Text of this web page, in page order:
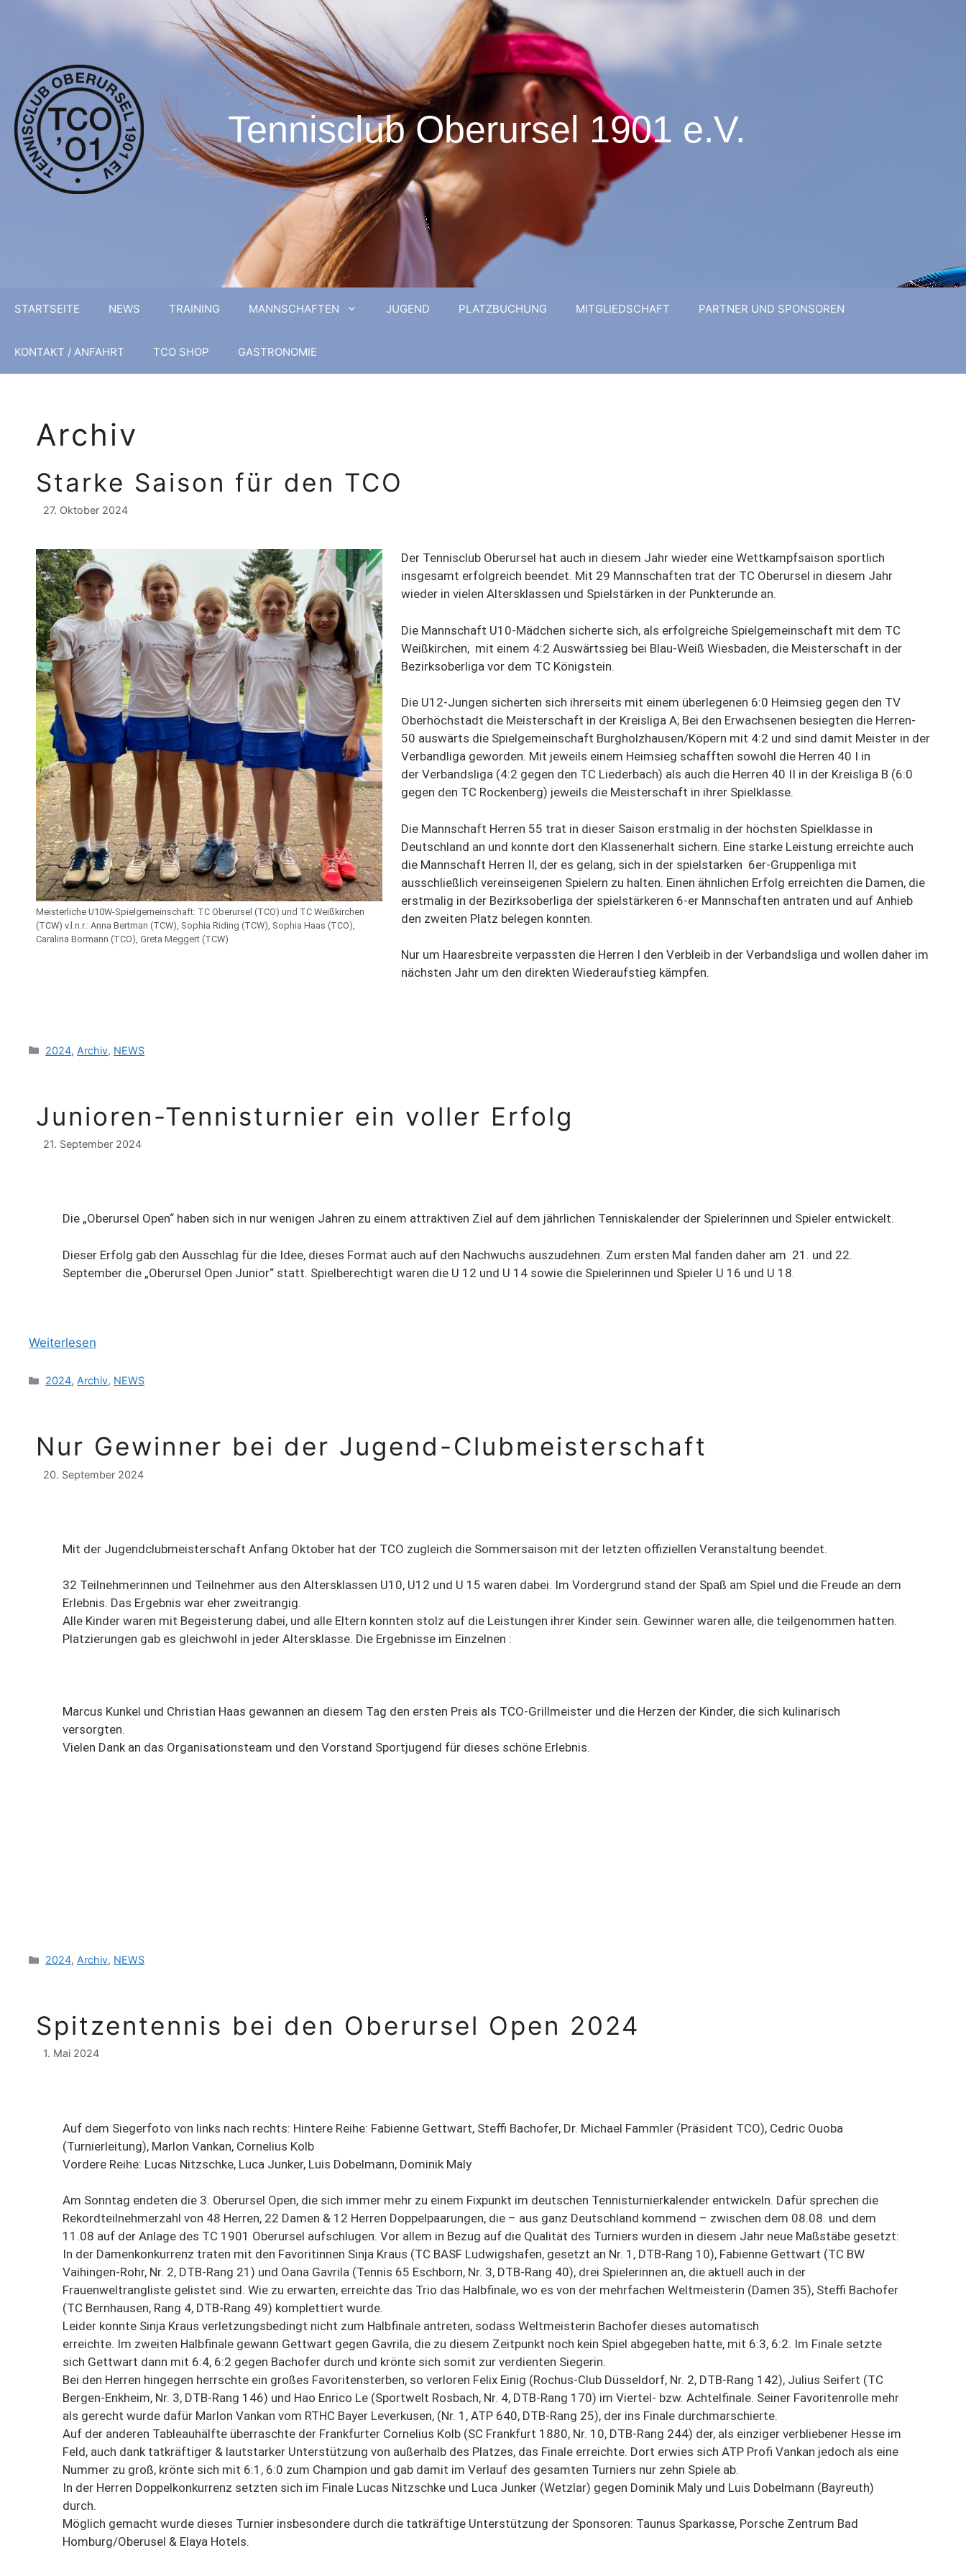
Tennisclub Oberursel 1901 e.V.
STARTSEITE NEWS TRAINING MANNSCHAFTEN JUGEND PLATZBUCHUNG MITGLIEDSCHAFT PARTNER UND SPONSOREN
KONTAKT / ANFAHRT TCO SHOP GASTRONOMIE
Archiv
Starke Saison für den TCO
27. Oktober 2024
Meisterliche U10W-Spielgemeinschaft: TC Oberursel (TCO) und TC Weißkirchen
(TCW) v.l.n.r.: Anna Bertman (TCW), Sophia Riding (TCW), Sophia Haas (TCO),
Caralina Bormann (TCO), Greta Meggert (TCW)
Der Tennisclub Oberursel hat auch in diesem Jahr wieder eine Wettkampfsaison sportlich
insgesamt erfolgreich beendet. Mit 29 Mannschaften trat der TC Oberursel in diesem Jahr
wieder in vielen Altersklassen und Spielstärken in der Punkterunde an.
Die Mannschaft U10-Mädchen sicherte sich, als erfolgreiche Spielgemeinschaft mit dem TC
Weißkirchen, mit einem 4:2 Auswärtssieg bei Blau-Weiß Wiesbaden, die Meisterschaft in der
Bezirksoberliga vor dem TC Königstein.
Die U12-Jungen sicherten sich ihrerseits mit einem überlegenen 6:0 Heimsieg gegen den TV
Oberhöchstadt die Meisterschaft in der Kreisliga A; Bei den Erwachsenen besiegten die Herren-
50 auswärts die Spielgemeinschaft Burgholzhausen/Köpern mit 4:2 und sind damit Meister in der
Verbandliga geworden. Mit jeweils einem Heimsieg schafften sowohl die Herren 40 I in
der Verbandsliga (4:2 gegen den TC Liederbach) als auch die Herren 40 II in der Kreisliga B (6:0
gegen den TC Rockenberg) jeweils die Meisterschaft in ihrer Spielklasse.
Die Mannschaft Herren 55 trat in dieser Saison erstmalig in der höchsten Spielklasse in
Deutschland an und konnte dort den Klassenerhalt sichern. Eine starke Leistung erreichte auch
die Mannschaft Herren II, der es gelang, sich in der spielstarken 6er-Gruppenliga mit
ausschließlich vereinseigenen Spielern zu halten. Einen ähnlichen Erfolg erreichten die Damen, die
erstmalig in der Bezirksoberliga der spielstärkeren 6-er Mannschaften antraten und auf Anhieb
den zweiten Platz belegen konnten.
Nur um Haaresbreite verpassten die Herren I den Verbleib in der Verbandsliga und wollen daher im
nächsten Jahr um den direkten Wiederaufstieg kämpfen.
2024, Archiv, NEWS
Junioren-Tennisturnier ein voller Erfolg
21. September 2024
Die „Oberursel Open“ haben sich in nur wenigen Jahren zu einem attraktiven Ziel auf dem jährlichen Tenniskalender der Spielerinnen und Spieler entwickelt.
Dieser Erfolg gab den Ausschlag für die Idee, dieses Format auch auf den Nachwuchs auszudehnen. Zum ersten Mal fanden daher am 21. und 22.
September die „Oberursel Open Junior“ statt. Spielberechtigt waren die U 12 und U 14 sowie die Spielerinnen und Spieler U 16 und U 18.
Weiterlesen
2024, Archiv, NEWS
Nur Gewinner bei der Jugend-Clubmeisterschaft
20. September 2024
Mit der Jugendclubmeisterschaft Anfang Oktober hat der TCO zugleich die Sommersaison mit der letzten offiziellen Veranstaltung beendet.
32 Teilnehmerinnen und Teilnehmer aus den Altersklassen U10, U12 und U 15 waren dabei. Im Vordergrund stand der Spaß am Spiel und die Freude an dem
Erlebnis. Das Ergebnis war eher zweitrangig.
Alle Kinder waren mit Begeisterung dabei, und alle Eltern konnten stolz auf die Leistungen ihrer Kinder sein. Gewinner waren alle, die teilgenommen hatten.
Platzierungen gab es gleichwohl in jeder Altersklasse. Die Ergebnisse im Einzelnen :
Marcus Kunkel und Christian Haas gewannen an diesem Tag den ersten Preis als TCO-Grillmeister und die Herzen der Kinder, die sich kulinarisch
versorgten.
Vielen Dank an das Organisationsteam und den Vorstand Sportjugend für dieses schöne Erlebnis.
2024, Archiv, NEWS
Spitzentennis bei den Oberursel Open 2024
1. Mai 2024
Auf dem Siegerfoto von links nach rechts: Hintere Reihe: Fabienne Gettwart, Steffi Bachofer, Dr. Michael Fammler (Präsident TCO), Cedric Ouoba
(Turnierleitung), Marlon Vankan, Cornelius Kolb
Vordere Reihe: Lucas Nitzschke, Luca Junker, Luis Dobelmann, Dominik Maly
Am Sonntag endeten die 3. Oberursel Open, die sich immer mehr zu einem Fixpunkt im deutschen Tennisturnierkalender entwickeln. Dafür sprechen die
Rekordteilnehmerzahl von 48 Herren, 22 Damen & 12 Herren Doppelpaarungen, die – aus ganz Deutschland kommend – zwischen dem 08.08. und dem
11.08 auf der Anlage des TC 1901 Oberursel aufschlugen. Vor allem in Bezug auf die Qualität des Turniers wurden in diesem Jahr neue Maßstäbe gesetzt:
In der Damenkonkurrenz traten mit den Favoritinnen Sinja Kraus (TC BASF Ludwigshafen, gesetzt an Nr. 1, DTB-Rang 10), Fabienne Gettwart (TC BW
Vaihingen-Rohr, Nr. 2, DTB-Rang 21) und Oana Gavrila (Tennis 65 Eschborn, Nr. 3, DTB-Rang 40), drei Spielerinnen an, die aktuell auch in der
Frauenweltrangliste gelistet sind. Wie zu erwarten, erreichte das Trio das Halbfinale, wo es von der mehrfachen Weltmeisterin (Damen 35), Steffi Bachofer
(TC Bernhausen, Rang 4, DTB-Rang 49) komplettiert wurde.
Leider konnte Sinja Kraus verletzungsbedingt nicht zum Halbfinale antreten, sodass Weltmeisterin Bachofer dieses automatisch
erreichte. Im zweiten Halbfinale gewann Gettwart gegen Gavrila, die zu diesem Zeitpunkt noch kein Spiel abgegeben hatte, mit 6:3, 6:2. Im Finale setzte
sich Gettwart dann mit 6:4, 6:2 gegen Bachofer durch und krönte sich somit zur verdienten Siegerin.
Bei den Herren hingegen herrschte ein großes Favoritensterben, so verloren Felix Einig (Rochus-Club Düsseldorf, Nr. 2, DTB-Rang 142), Julius Seifert (TC
Bergen-Enkheim, Nr. 3, DTB-Rang 146) und Hao Enrico Le (Sportwelt Rosbach, Nr. 4, DTB-Rang 170) im Viertel- bzw. Achtelfinale. Seiner Favoritenrolle mehr
als gerecht wurde dafür Marlon Vankan vom RTHC Bayer Leverkusen, (Nr. 1, ATP 640, DTB-Rang 25), der ins Finale durchmarschierte.
Auf der anderen Tableauhälfte überraschte der Frankfurter Cornelius Kolb (SC Frankfurt 1880, Nr. 10, DTB-Rang 244) der, als einziger verbliebener Hesse im
Feld, auch dank tatkräftiger & lautstarker Unterstützung von außerhalb des Platzes, das Finale erreichte. Dort erwies sich ATP Profi Vankan jedoch als eine
Nummer zu groß, krönte sich mit 6:1, 6:0 zum Champion und gab damit im Verlauf des gesamten Turniers nur zehn Spiele ab.
In der Herren Doppelkonkurrenz setzten sich im Finale Lucas Nitzschke und Luca Junker (Wetzlar) gegen Dominik Maly und Luis Dobelmann (Bayreuth)
durch.
Möglich gemacht wurde dieses Turnier insbesondere durch die tatkräftige Unterstützung der Sponsoren: Taunus Sparkasse, Porsche Zentrum Bad
Homburg/Oberusel & Elaya Hotels.